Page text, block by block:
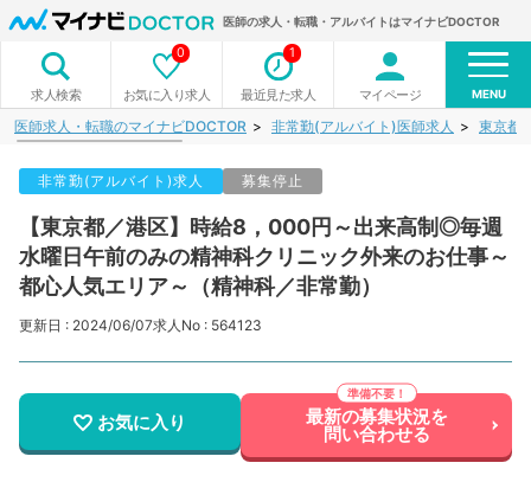
医師の求人・転職・アルバイトはマイナビDOCTOR
求人検索 お気に入り求人
0
最近見た求人
1
マイページ MENU
医師求人・転職のマイナビDOCTOR 非常勤(アルバイト)医師求人 東京都
非常勤(アルバイト)求人 募集停止
【東京都／港区】時給8，000円～出来高制◎毎週
水曜日午前のみの精神科クリニック外来のお仕事～
都心人気エリア～（精神科／非常勤）
更新日 : 2024/06/07求人No : 564123
お気に入り 最新の募集状況を
問い合わせる